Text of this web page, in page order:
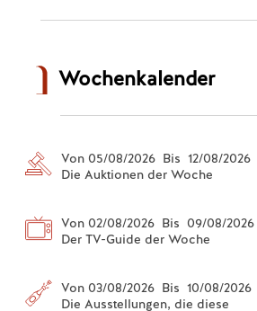
Wochenkalender
Von 05/08/2026 Bis 12/08/2026
Die Auktionen der Woche
Von 02/08/2026 Bis 09/08/2026
Der TV-Guide der Woche
Von 03/08/2026 Bis 10/08/2026
Die Ausstellungen, die diese